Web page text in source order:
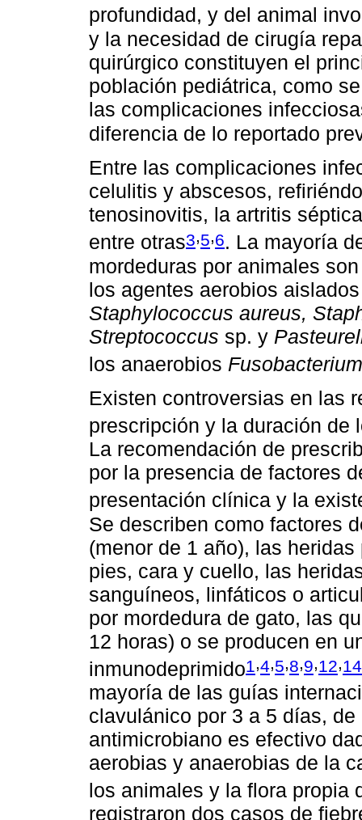
profundidad, y del animal
y la necesidad de cirugía
quirúrgico constituyen el
población pediátrica, como
las complicaciones
diferencia de lo reportado
Entre las complicaciones
celulitis y abscesos,
tenosinovitis, la artritis
entre otras3,5,6. La mayoría
mordeduras por animales
los agentes aerobios
Staphylococcus aureus,
Streptococcus sp. y
los anaerobios Fusobacterium
Existen controversias en las
prescripción y la duración de
La recomendación de
por la presencia de factores
presentación clínica y la
Se describen como factores
(menor de 1 año), las
pies, cara y cuello, las
sanguíneos, linfáticos o
por mordedura de gato, las
12 horas) o se producen en
inmunodeprimido1,4,5,8,9,12,14
mayoría de las guías
clavulánico por 3 a 5 días,
antimicrobiano es efectivo
aerobias y anaerobias de la
los animales y la flora propia
registraron dos casos de